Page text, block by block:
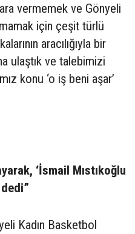
vermemek ve Gönyeli
için çeşit türlü
aracılığıyla bir
ulaştık ve talebimizi
konu ‘o iş beni aşar’
‘İsmail Mıstıkoğlu
Kadın Basketbol